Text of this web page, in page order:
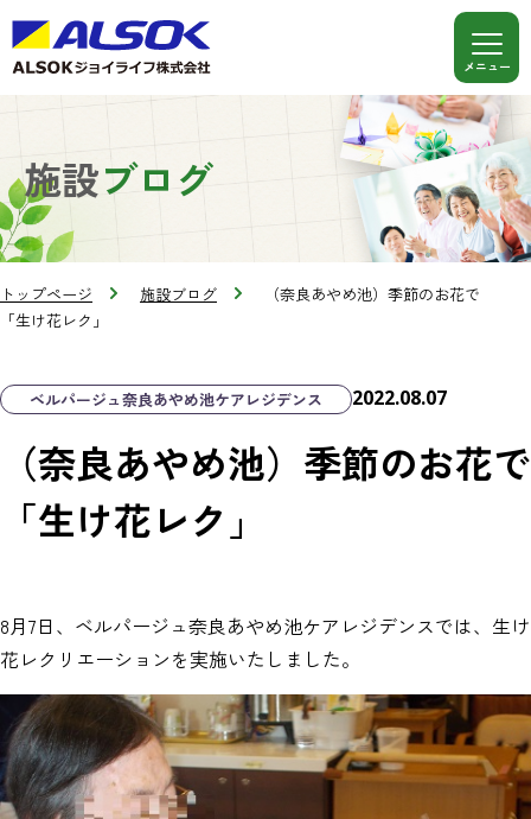
施設ブログ
トップページ 施設ブログ
（奈良あやめ池）季節のお花で
「生け花レク」
ベルパージュ奈良あやめ池ケアレジデンス 2022.08.07
（奈良あやめ池）季節のお花で
「生け花レク」
8月7日、ベルパージュ奈良あやめ池ケアレジデンスでは、生け
花レクリエーションを実施いたしました。